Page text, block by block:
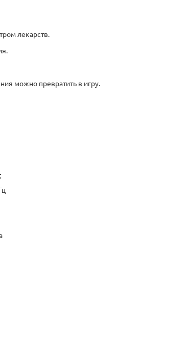
лекарств.
можно превратить в игру.